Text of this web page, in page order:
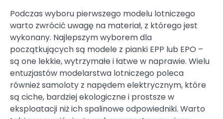
Podczas wyboru pierwszego modelu lotniczego
warto zwrócić uwagę na materiał, z którego jest
wykonany. Najlepszym wyborem dla
początkujących są modele z pianki EPP lub EPO –
są one lekkie, wytrzymałe i łatwe w naprawie. Wielu
entuzjastów modelarstwa lotniczego poleca
również samoloty z napędem elektrycznym, które
są ciche, bardziej ekologiczne i prostsze w
eksploatacji niż ich spalinowe odpowiedniki. Warto